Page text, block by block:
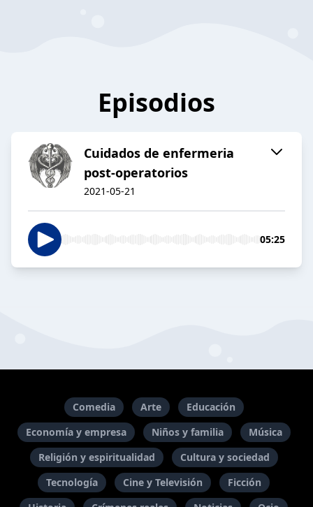
Episodios
Cuidados de enfermeria
post-operatorios
2021-05-21
05:25
Comedia Arte
Educación
Economía y empresa
Niños y familia
Música
Religión y espiritualidad
Cultura y sociedad
Tecnología
Cine y Televisión
Ficción